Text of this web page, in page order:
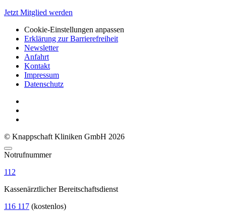
Jetzt Mitglied werden
Cookie-Einstellungen anpassen
Erklärung zur Barrierefreiheit
Newsletter
Anfahrt
Kontakt
Impressum
Datenschutz
© Knappschaft Kliniken GmbH 2026
Notrufnummer
112
Kassenärztlicher Bereitschaftsdienst
116 117 (kostenlos)